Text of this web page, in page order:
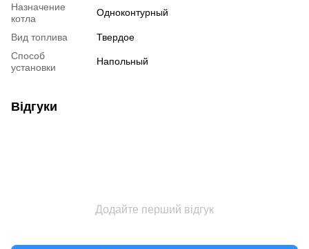
Назначение
котла
Одноконтурный
Вид топлива
Твердое
Способ
установки
Напольный
Відгуки
Додайте перший відгук